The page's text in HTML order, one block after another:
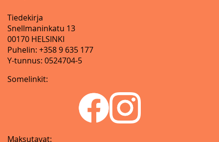
Tiedekirja
Snellmaninkatu 13
00170 HELSINKI
Puhelin: +358 9 635 177
Y-tunnus: 0524704-5
Somelinkit:
Maksutavat: